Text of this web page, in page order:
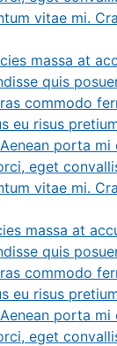
vitae mi.
massa at
quis
commodo
eu risus
porta
eget
vitae mi.
massa at
quis
commodo
eu risus
porta
eget